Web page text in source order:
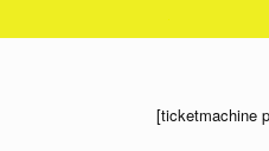
Inhalt
[ticketmachine